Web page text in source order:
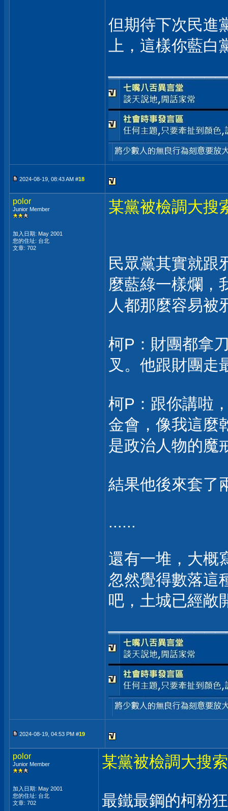
但期待下次民進
上，這樣你藍
2024-08-19, 08:43 AM #18
polor
Junior Member
加入日期: May 2001
您的住址: 台北
文章: 702
某黨被檢調大搜
民眾黨其實就跟
麼藍綠一樣爛，
人都那麼容易被
柯P：財團都拿
叉。他跟財團走
柯P：跟你講啦
金會，像我這麼
是政治人物的魔
結果他後來套了
......
還有一堆，大概
忽然覺得數落這
吧，土城已經敞
2024-08-19, 04:53 PM #19
polor
Junior Member
加入日期: May 2001
您的住址: 台北
文章: 702
某黨被檢調大搜索
最鐵最鋼的柯粉